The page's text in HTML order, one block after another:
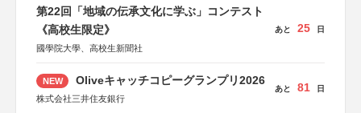
第22回「地域の伝承文化に学ぶ」コンテスト
《高校生限定》
國學院大學、高校生新聞社
あと 25 日
NEW Oliveキャッチコピーグランプリ2026
株式会社三井住友銀行
あと 81 日